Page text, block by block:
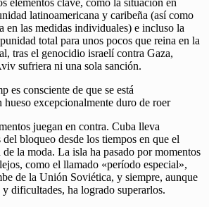
elementos clave, como la situación en
latinoamericana y caribeña (así como
en las medidas individuales) e incluso la
total para unos pocos que reina en la
tras el genocidio israelí contra Gaza,
sufriera ni una sola sanción.
es consciente de que se está
hueso excepcionalmente duro de roer
juegan en contra. Cuba lleva
del bloqueo desde los tiempos en que el
la moda. La isla ha pasado por momentos
como el llamado «período especial»,
de la Unión Soviética, y siempre, aunque
dificultades, ha logrado superarlos.